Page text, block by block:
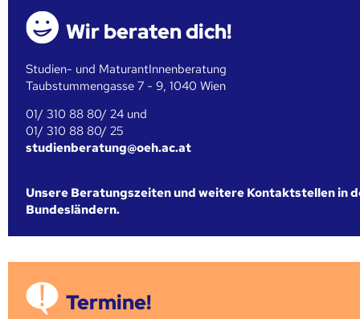
Wir beraten dich!
Studien- und MaturantInnenberatung
Taubstummengasse 7 - 9, 1040 Wien
01/ 310 88 80/ 24 und
01/ 310 88 80/ 25
studienberatung@oeh.ac.at
Unsere Beratungszeiten und weitere Kontaktstellen in
Bundesländern.
Termine!